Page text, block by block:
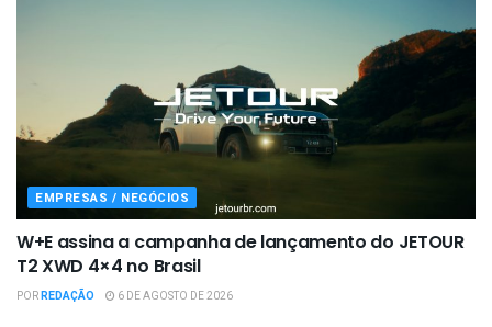
EMPRESAS / NEGÓCIOS
W+E assina a campanha de lançamento do JETOUR
T2 XWD 4×4 no Brasil
PORREDAÇÃO 6 DE AGOSTO DE 2026